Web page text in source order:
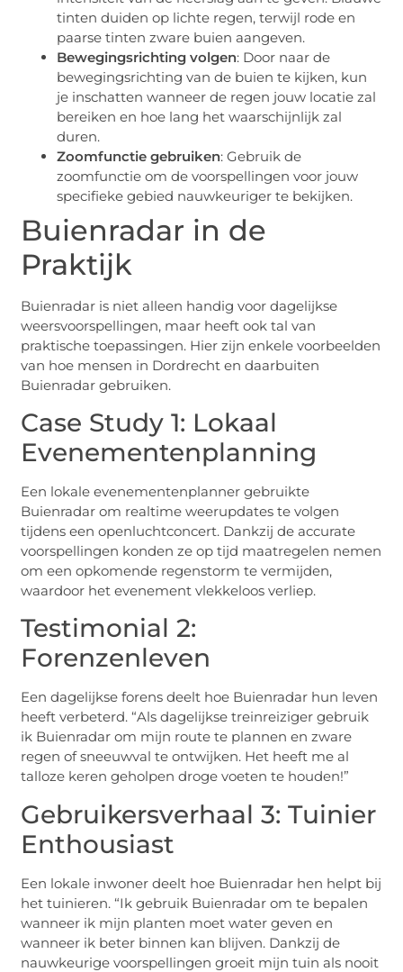
tinten duiden op lichte regen, terwijl rode en
paarse tinten zware buien aangeven.
Bewegingsrichting volgen: Door naar de
bewegingsrichting van de buien te kijken, kun
je inschatten wanneer de regen jouw locatie zal
bereiken en hoe lang het waarschijnlijk zal
duren.
Zoomfunctie gebruiken: Gebruik de
zoomfunctie om de voorspellingen voor jouw
specifieke gebied nauwkeuriger te bekijken.
Buienradar in de
Praktijk
Buienradar is niet alleen handig voor dagelijkse
weersvoorspellingen, maar heeft ook tal van
praktische toepassingen. Hier zijn enkele voorbeelden
van hoe mensen in Dordrecht en daarbuiten
Buienradar gebruiken.
Case Study 1: Lokaal
Evenementenplanning
Een lokale evenementenplanner gebruikte
Buienradar om realtime weerupdates te volgen
tijdens een openluchtconcert. Dankzij de accurate
voorspellingen konden ze op tijd maatregelen nemen
om een opkomende regenstorm te vermijden,
waardoor het evenement vlekkeloos verliep.
Testimonial 2:
Forenzenleven
Een dagelijkse forens deelt hoe Buienradar hun leven
heeft verbeterd. “Als dagelijkse treinreiziger gebruik
ik Buienradar om mijn route te plannen en zware
regen of sneeuwval te ontwijken. Het heeft me al
talloze keren geholpen droge voeten te houden!”
Gebruikersverhaal 3: Tuinier
Enthousiast
Een lokale inwoner deelt hoe Buienradar hen helpt bij
het tuinieren. “Ik gebruik Buienradar om te bepalen
wanneer ik mijn planten moet water geven en
wanneer ik beter binnen kan blijven. Dankzij de
nauwkeurige voorspellingen groeit mijn tuin als nooit